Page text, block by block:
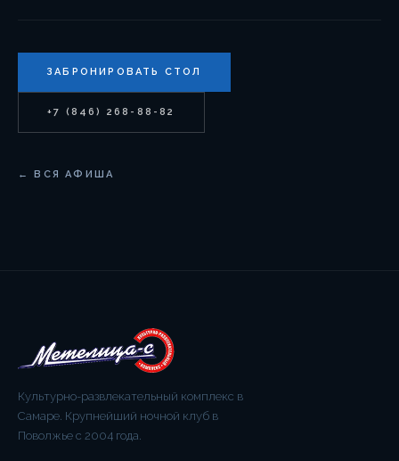
ЗАБРОНИРОВАТЬ СТОЛ
+7 (846) 268-88-82
← ВСЯ АФИША
Культурно-развлекательный комплекс в
Самаре. Крупнейший ночной клуб в
Поволжье с 2004 года.